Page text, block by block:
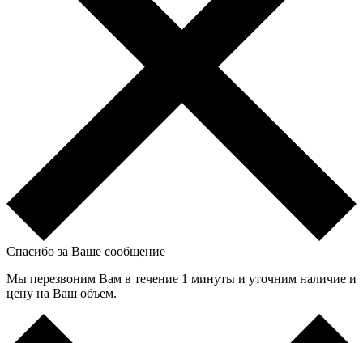
Спасибо за Ваше сообщение
Мы перезвоним Вам в течение 1 минуты и уточним наличие и
цену на Ваш объем.